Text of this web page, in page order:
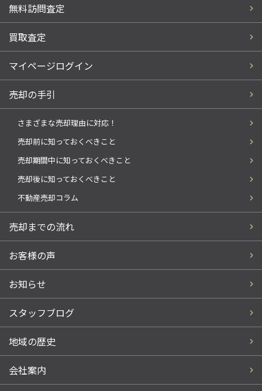
無料訪問査定
買取査定
マイページログイン
売却の手引
さまざまな売却理由に対応！
売却前に知っておくべきこと
売却期間中に知っておくべきこと
売却後に知っておくべきこと
不動産売却コラム
売却までの流れ
お客様の声
お知らせ
スタッフブログ
地域の歴史
会社案内